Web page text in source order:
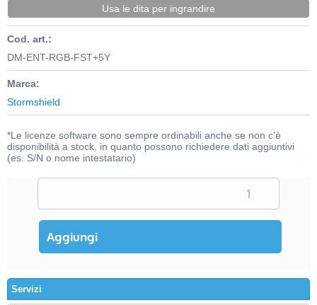
Usa le dita per ingrandire
Cod. art.:
DM-ENT-RGB-FST+5Y
Marca:
Stormshield
*Le licenze software sono sempre ordinabili anche se non c'è
disponibilità a stock, in quanto possono richiedere dati aggiuntivi
(es. S/N o nome intestatario)
Servizi